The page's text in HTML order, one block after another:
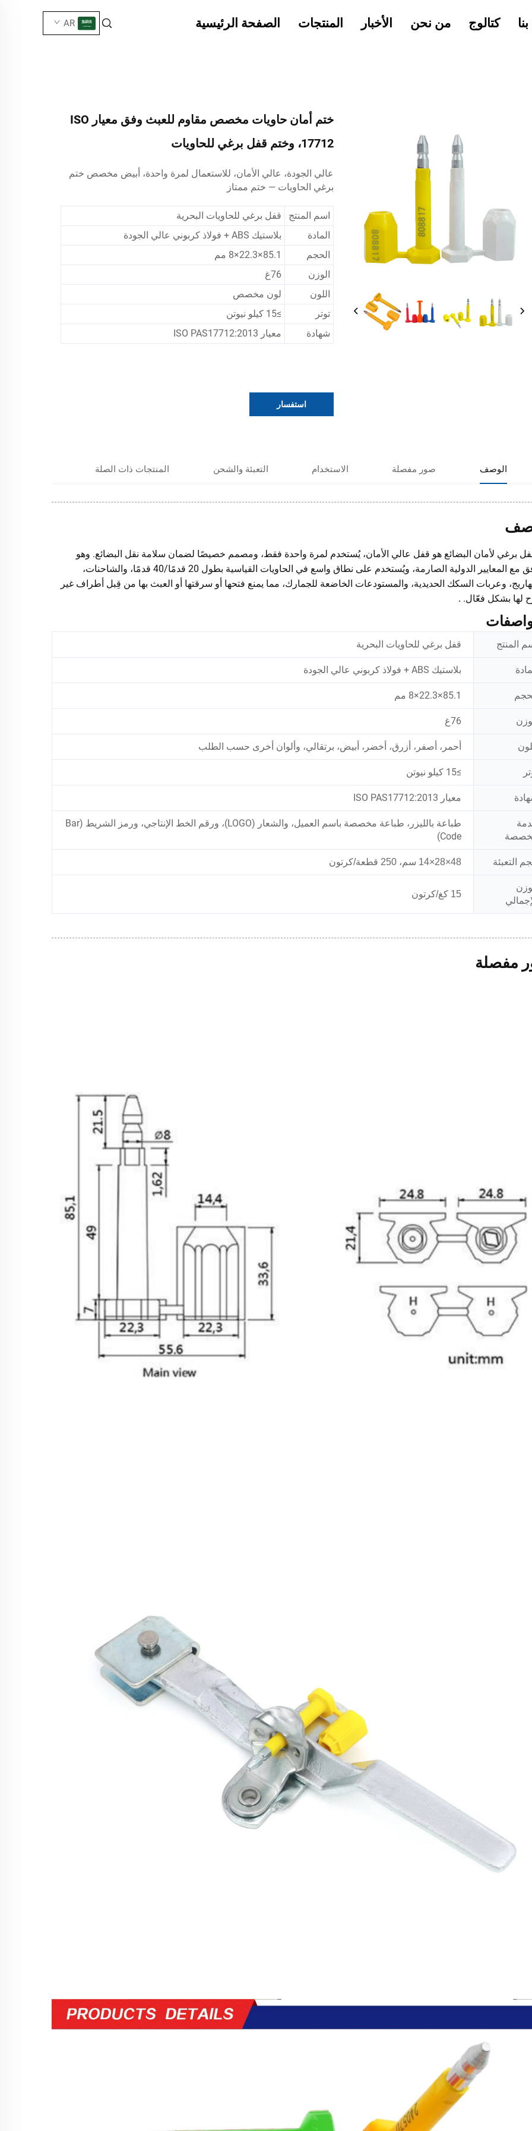
الصفحة الرئيسية المنتجات الأخبار من نحن كتالوج AR
ختم أمان حاويات مخصص مقاوم للعبث وفق معيار ISO
17712، وختم قفل برغي للحاويات
عالي الجودة، عالي الأمان، للاستعمال لمرة واحدة، أبيض مخصص ختم
برغي الحاويات — ختم ممتاز
اسم المنتج
قفل برغي للحاويات البحرية
المادة
بلاستيك ABS + فولاذ كربوني عالي الجودة
الحجم
85.1×22.3×8 مم
الوزن
76غ
اللون
لون مخصص
توتر
≥15 كيلو نيوتن
شهادة
معيار ISO PAS17712:2013
استفسار
الوصف صور مفصلة الاستخدام التعبئة والشحن المنتجات ذات الصلة
برغي لأمان البضائع هو قفل عالي الأمان، يُستخدم لمرة واحدة فقط، ومصمم خصيصًا لضمان سلامة نقل البضائع. وهو
متوافق مع المعايير الدولية الصارمة، ويُستخدم على نطاق واسع في الحاويات القياسية بطول 20 قدمًا/40 قدمًا، والشاحنات،
وعربات السكك الحديدية، والمستودعات الخاضعة للجمارك، مما يمنع فتحها أو سرقتها أو العبث بها من قِبل أطراف غير
لها بشكل فعّال. .
المنتج قفل برغي للحاويات البحرية
بلاستيك ABS + فولاذ كربوني عالي الجودة
85.1×22.3×8 مم
76غ
أحمر، أصفر، أزرق، أخضر، أبيض، برتقالي، وألوان أخرى حسب الطلب
≥15 كيلو نيوتن
معيار ISO PAS17712:2013
طباعة بالليزر، طباعة مخصصة باسم العميل، والشعار (LOGO)، ورقم الخط الإنتاجي، ورمز الشريط (Bar
Code)
التعبئة 48×28×14 سم، 250 قطعة/كرتون
15 كغ/كرتون
مفصلة